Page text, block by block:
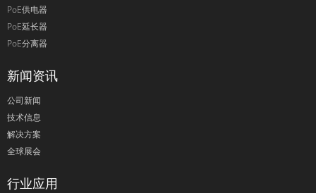
PoE供电器
PoE延长器
PoE分离器
新闻资讯
公司新闻
技术信息
解决方案
全球展会
行业应用